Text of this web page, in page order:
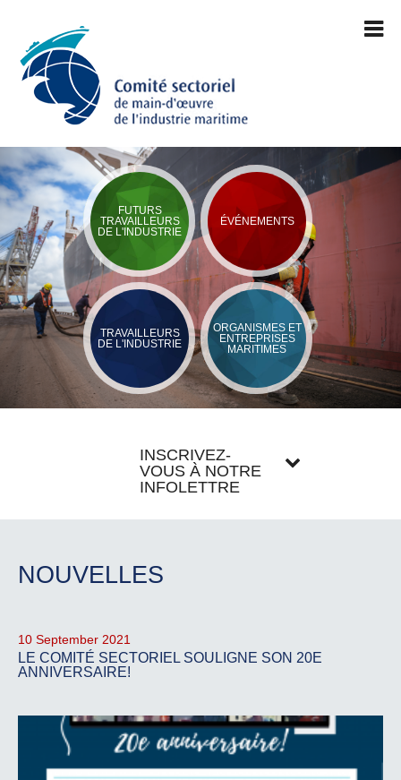
FUTURS
TRAVAILLEURS
DE L'INDUSTRIE
ÉVÉNEMENTS
TRAVAILLEURS
DE L'INDUSTRIE
ORGANISMES ET
ENTREPRISES
MARITIMES
INSCRIVEZ-
VOUS À NOTRE
INFOLETTRE
NOUVELLES
10 September 2021
LE COMITÉ SECTORIEL SOULIGNE SON 20E
ANNIVERSAIRE!